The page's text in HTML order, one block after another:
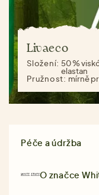
Livaeco
Složení: 50 %
elastan
Pružnost: mírně
Péče a údržba
O značce